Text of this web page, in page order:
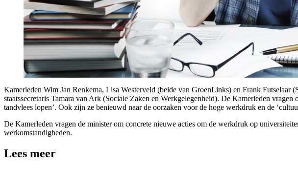
Kamerleden Wim Jan Renkema, Lisa Westerveld (beide van GroenLinks) en Frank Futselaar
staatssecretaris Tamara van Ark (Sociale Zaken en Werkgelegenheid). De Kamerleden
tandvlees lopen’. Ook zijn ze benieuwd naar de oorzaken voor de hoge werkdruk en de
De Kamerleden vragen de minister om concrete nieuwe acties om de werkdruk op
werkomstandigheden.
Lees meer